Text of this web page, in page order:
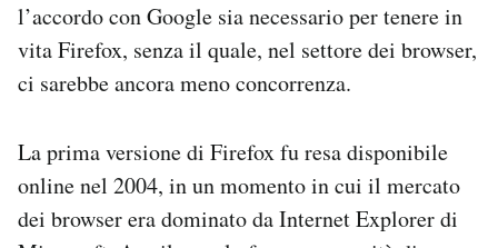
l’accordo con Google sia necessario per tenere in
vita Firefox, senza il quale, nel settore dei browser,
ci sarebbe ancora meno concorrenza.
La prima versione di Firefox fu resa disponibile
online nel 2004, in un momento in cui il mercato
dei browser era dominato da Internet Explorer di